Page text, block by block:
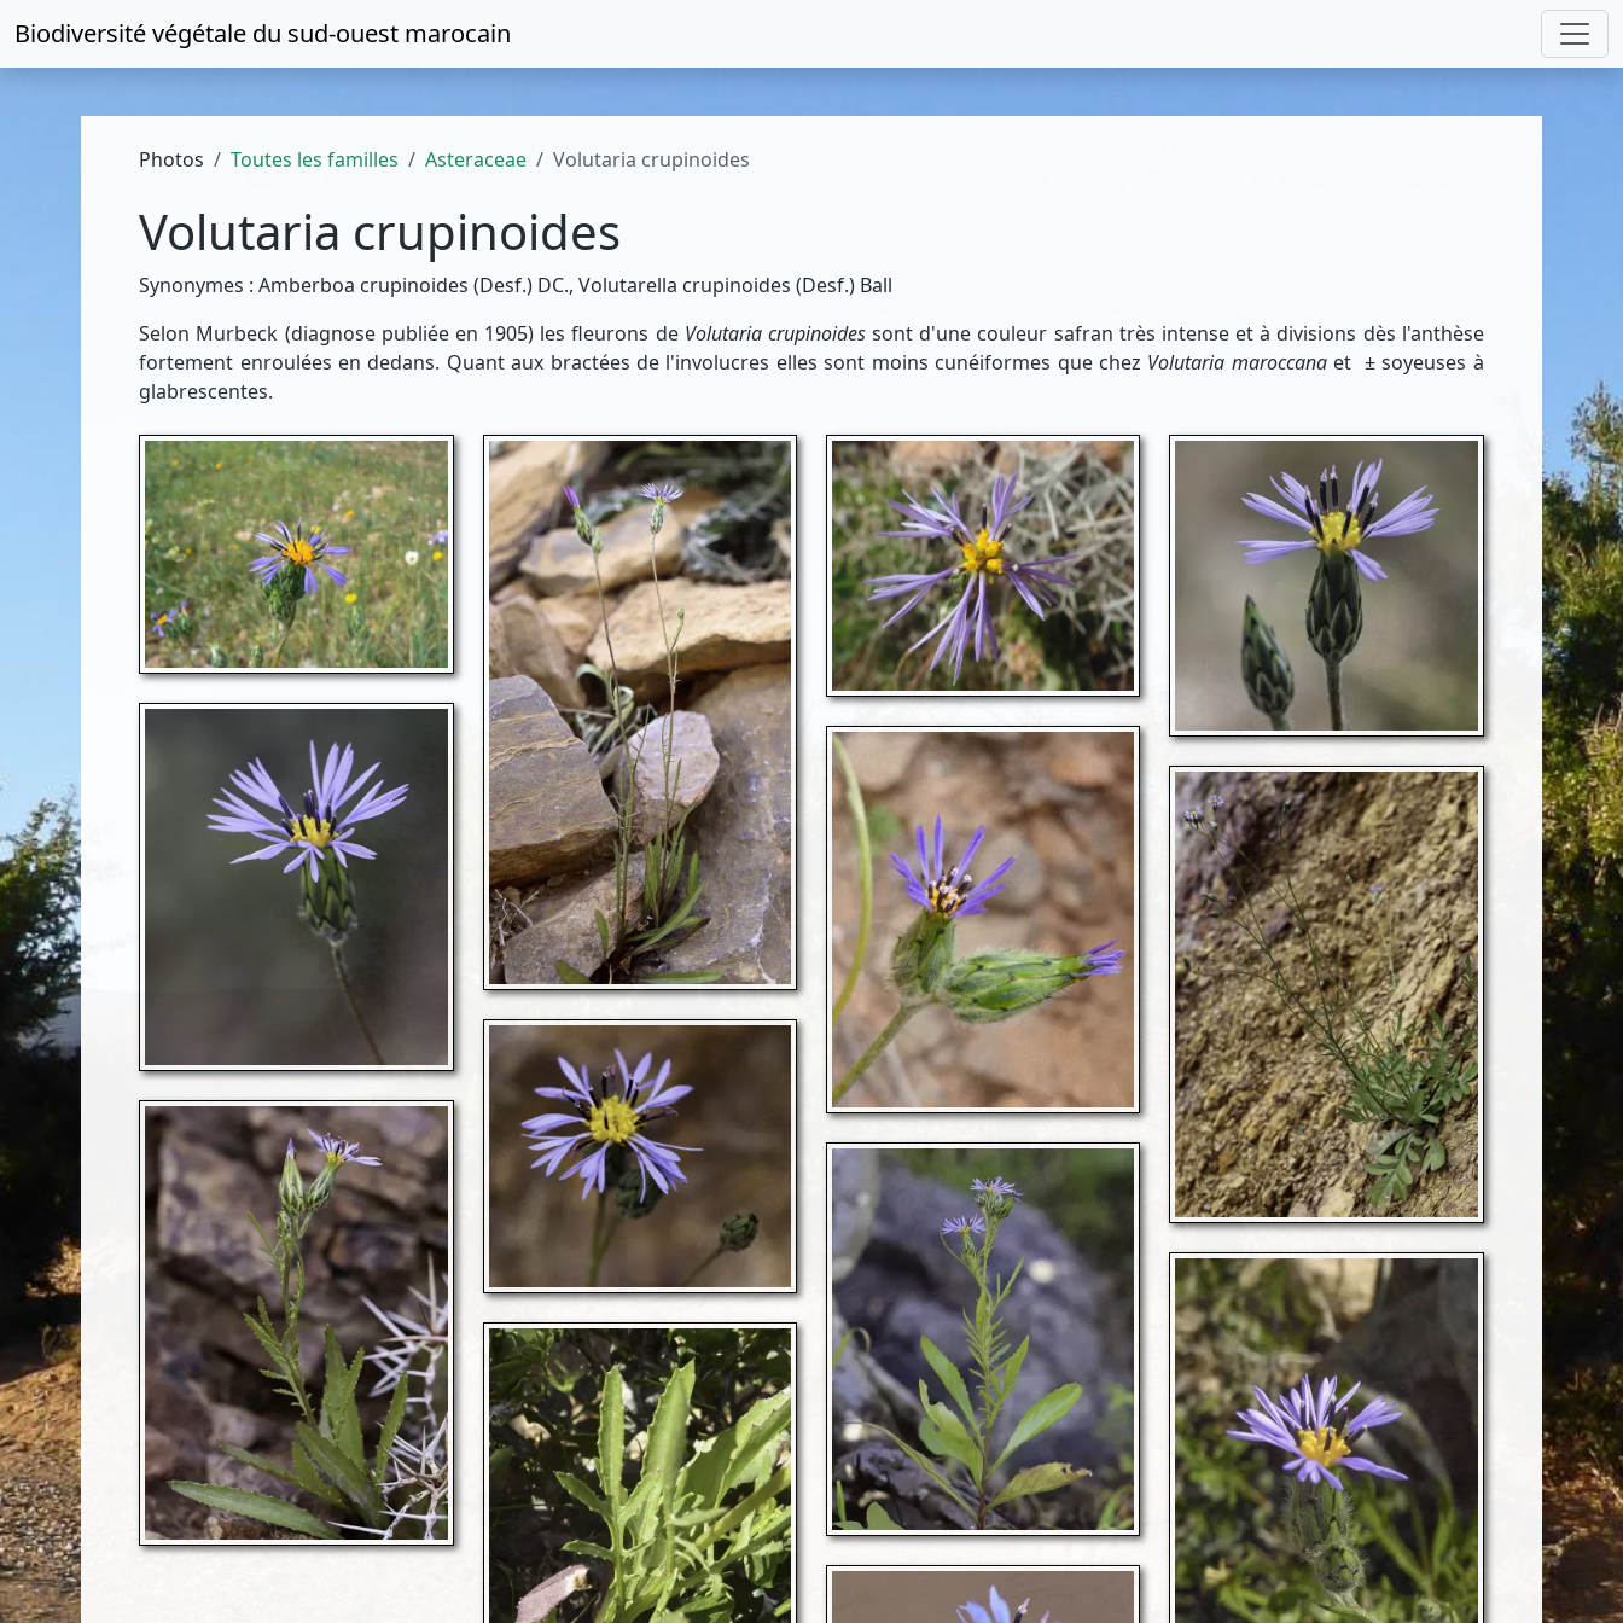
Biodiversité végétale du sud-ouest marocain
Photos Toutes les familles Asteraceae Volutaria crupinoides
Volutaria crupinoides
Synonymes : Amberboa crupinoides (Desf.) DC., Volutarella crupinoides (Desf.) Ball
Selon Murbeck (diagnose publiée en 1905) les fleurons de Volutaria crupinoidessont d'une couleur safran très intense et à divisions dès l'anthèse
fortement enroulées en dedans. Quant aux bractées de l'involucres elles sont moins cunéiformes que chez Volutaria maroccana et ± soyeuses à
glabrescentes.